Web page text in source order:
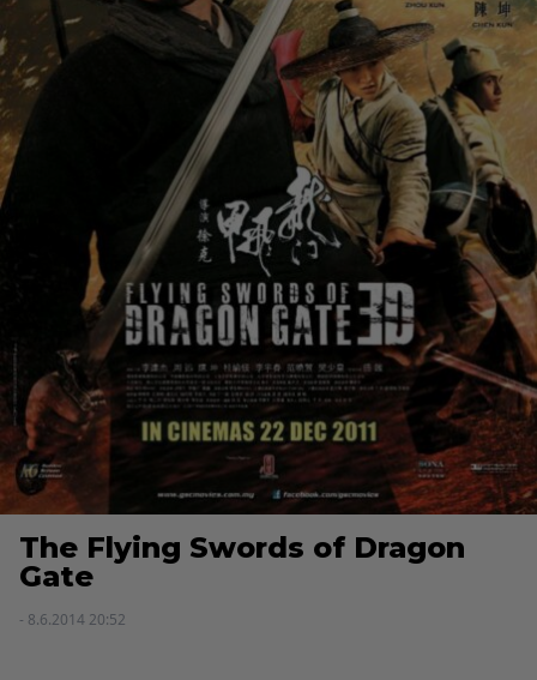
The Flying Swords of Dragon
Gate
- 8.6.2014 20:52